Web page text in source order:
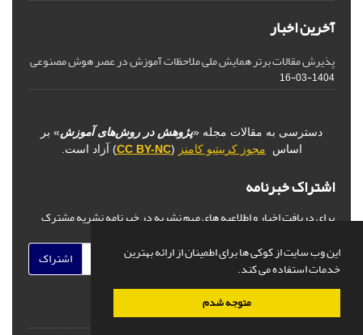
این وب سایت از کوکی ها برای اطمینان از ارائه بهترین
خدمات استفاده می کند.
متوجه شدم
آخرین اخبار
پذیرش مقالات برتر همایش ملی ملاحظات آموزش در عصر هوش مصنوعی
1404-03-16
دسترسی به مقالات مجله «پژوهش در روش‌های آموزش» بر
اساس مجوز کرییتیو کامنز (
CC BY-NC) آزاد است.
اشتراک خبرنامه
برای دریافت اخبار و اطلاعیه های مهم نشریه در خبرنامه نشریه مشترک
اشتراک